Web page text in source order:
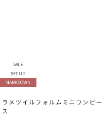
SALE
SET UP
MARKDOWN
ラメツイルフォルムミニワンピー
ス